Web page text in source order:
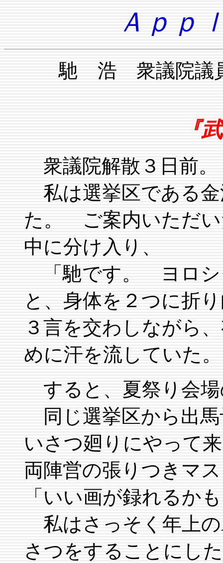
Ａｐｐ
馳 浩 衆議院
『
衆議院解散３日前。
私は選挙区である
た。 ご案内いただい
中に分け入り、
「馳です。 ヨロシ
と、身体を２つに折
３言を交わしながら
めに汗を流していた。
すると、夏祭り会
同じ選挙区から出
いさつ廻りにやって
両陣営の張りつきマ
「いい画が録れるか
私はさっそく年上
さつをすることにし